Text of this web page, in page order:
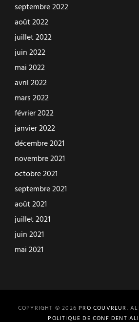
septembre 2022
août 2022
juillet 2022
juin 2022
mai 2022
avril 2022
mars 2022
février 2022
janvier 2022
décembre 2021
novembre 2021
octobre 2021
septembre 2021
août 2021
juillet 2021
juin 2021
mai 2021
COPYRIGHT © 2026 PRO COUVREUR.
POLITIQUE DE